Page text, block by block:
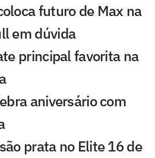
futuro de Max na
em dúvida
principal favorita na
aniversário com
prata no Elite 16 de